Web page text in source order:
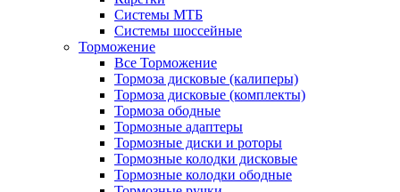
Системы МТБ
Системы шоссейные
Торможение
Все Торможение
Тормоза дисковые (калиперы)
Тормоза дисковые (комплекты)
Тормоза ободные
Тормозные адаптеры
Тормозные диски и роторы
Тормозные колодки дисковые
Тормозные колодки ободные